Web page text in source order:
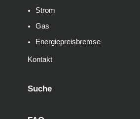
Strom
Gas
Energiepreisbremse
Kontakt
Suche